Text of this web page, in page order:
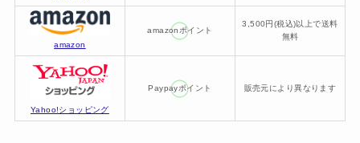
amazon
amazonポイント
3,500円(税込)以上で送料
無料
Yahoo!ショッピング
Paypayポイント 販売元により異なります